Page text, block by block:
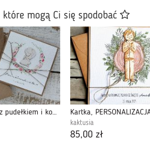
mogą Ci się spodobać
Kartka komunijna z pudełkiem i kopertą
kaktusia
85,00 zł